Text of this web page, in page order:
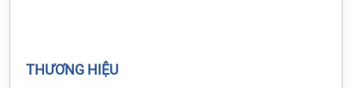
THƯƠNG HIỆU